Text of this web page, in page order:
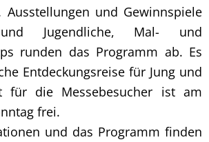
und Gewinnspiele
Jugendliche, Mal- und
runden das Programm ab. Es
Entdeckungsreise für Jung und
für die Messebesucher ist am
frei.
und das Programm finden